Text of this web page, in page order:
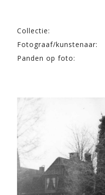
Collectie:
Fotograaf/kunstenaar:
Panden op foto: